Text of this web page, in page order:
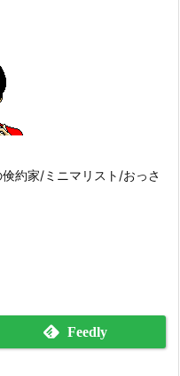
約家/ミニマリスト/おっさ
Feedly